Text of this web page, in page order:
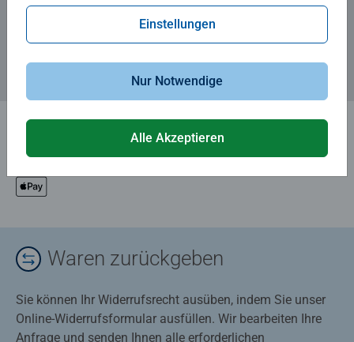
... und 5 € Gutschein sichern!
Waren zurückgeben
Sie können Ihr Widerrufsrecht ausüben, indem Sie unser
Online-Widerrufsformular ausfüllen. Wir bearbeiten Ihre
Anfrage und senden Ihnen alle erforderlichen
Einstellungen
Nur Notwendige
Alle Akzeptieren